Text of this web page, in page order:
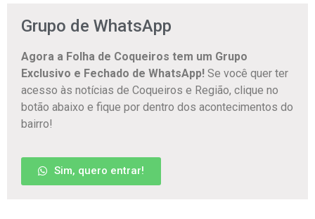
Grupo de WhatsApp
Agora a Folha de Coqueiros tem um Grupo
Exclusivo e Fechado de WhatsApp! Se você quer ter
acesso às notícias de Coqueiros e Região, clique no
botão abaixo e fique por dentro dos acontecimentos do
bairro!
Sim, quero entrar!